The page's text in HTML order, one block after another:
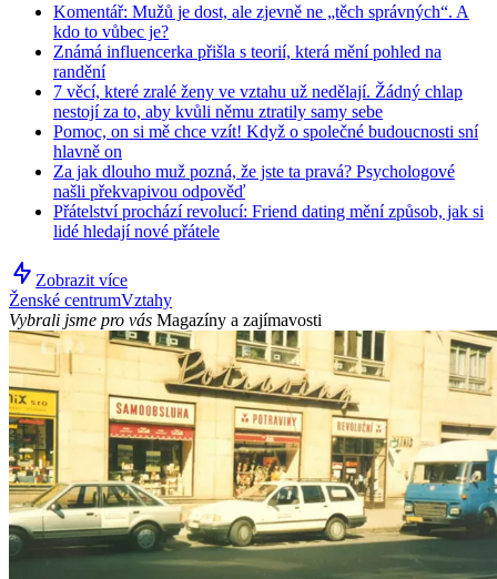
Komentář: Mužů je dost, ale zjevně ne „těch správných“. A
kdo to vůbec je?
Známá influencerka přišla s teorií, která mění pohled na
randění
7 věcí, které zralé ženy ve vztahu už nedělají. Žádný chlap
nestojí za to, aby kvůli němu ztratily samy sebe
Pomoc, on si mě chce vzít! Když o společné budoucnosti sní
hlavně on
Za jak dlouho muž pozná, že jste ta pravá? Psychologové
našli překvapivou odpověď
Přátelství prochází revolucí: Friend dating mění způsob, jak si
lidé hledají nové přátele
Zobrazit více
Ženské centrumVztahy
Vybrali jsme pro vás Magazíny a zajímavosti